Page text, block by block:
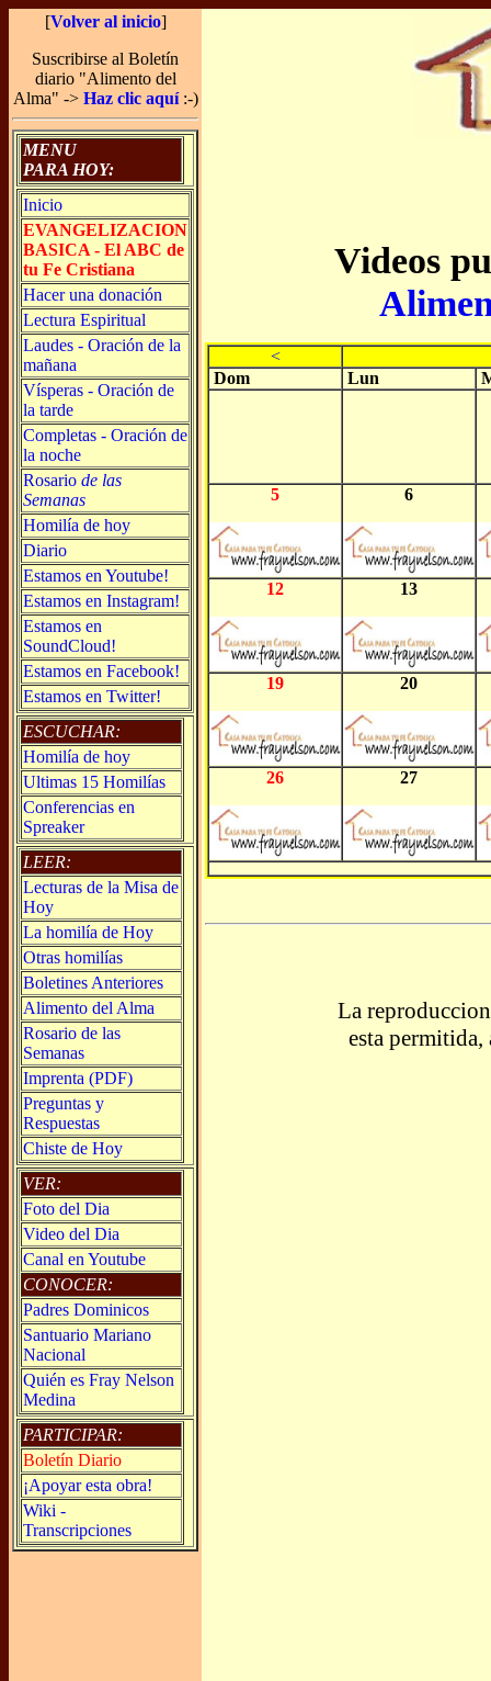
[Volver al inicio]
Suscribirse al Boletín
diario "Alimento del
Alma" -> Haz clic aquí:-)
MENU
PARA HOY:
Inicio
EVANGELIZACION
BASICA - El ABC de
tu Fe Cristiana
Hacer una donación
Lectura Espiritual
Laudes - Oración de la
mañana
Vísperas - Oración de
la tarde
Completas - Oración de
la noche
Rosario de las
Semanas
Homilía de hoy
Diario
Estamos en Youtube!
Estamos en Instagram!
Estamos en
SoundCloud!
Estamos en Facebook!
Estamos en Twitter!
ESCUCHAR:
Homilía de hoy
Ultimas 15 Homilías
Conferencias en
Spreaker
LEER:
Lecturas de la Misa de
Hoy
La homilía de Hoy
Otras homilías
Boletines Anteriores
Alimento del Alma
Rosario de las
Semanas
Imprenta (PDF)
Preguntas y
Respuestas
Chiste de Hoy
VER:
Foto del Dia
Video del Dia
Canal en Youtube
CONOCER:
Padres Dominicos
Santuario Mariano
Nacional
Quién es Fray Nelson
Medina
PARTICIPAR:
Boletín Diario
¡Apoyar esta obra!
Wiki -
Transcripciones
Videos
<
Dom
Lun
5 6
12 13
19 20
26 27
La
esta